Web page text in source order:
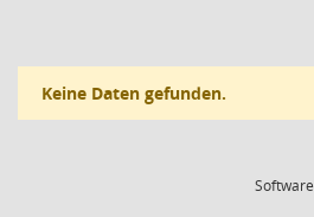
Keine Daten gefunden.